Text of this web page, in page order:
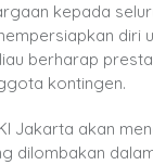
kepada
diri
berharap
kontingen.
Jakarta akan
dilombakan dalam